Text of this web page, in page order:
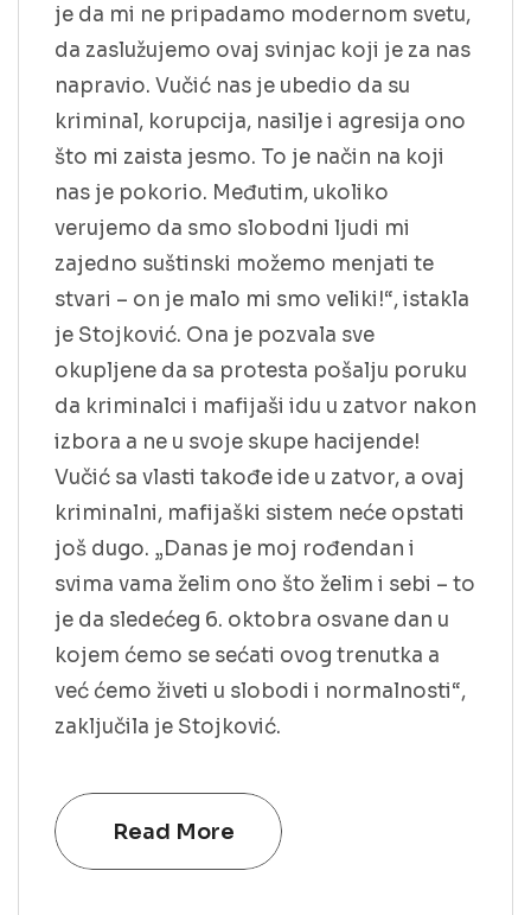
je da mi ne pripadamo modernom svetu,
da zaslužujemo ovaj svinjac koji je za nas
napravio. Vučić nas je ubedio da su
kriminal, korupcija, nasilje i agresija ono
što mi zaista jesmo. To je način na koji
nas je pokorio. Međutim, ukoliko
verujemo da smo slobodni ljudi mi
zajedno suštinski možemo menjati te
stvari – on je malo mi smo veliki!“, istakla
je Stojković. Ona je pozvala sve
okupljene da sa protesta pošalju poruku
da kriminalci i mafijaši idu u zatvor nakon
izbora a ne u svoje skupe hacijende!
Vučić sa vlasti takođe ide u zatvor, a ovaj
kriminalni, mafijaški sistem neće opstati
još dugo. „Danas je moj rođendan i
svima vama želim ono što želim i sebi – to
je da sledećeg 6. oktobra osvane dan u
kojem ćemo se sećati ovog trenutka a
već ćemo živeti u slobodi i normalnosti“,
zaključila je Stojković.
Read More